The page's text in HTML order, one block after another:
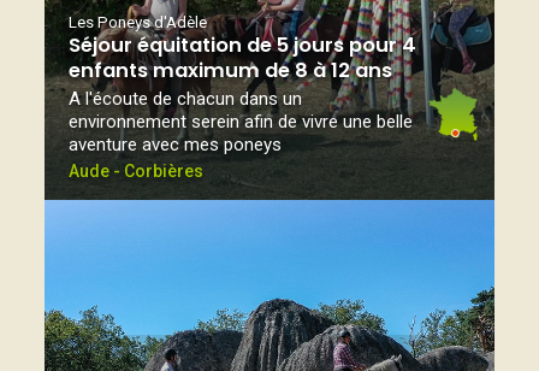
Les Poneys d'Adèle
Séjour équitation de 5 jours pour 4
enfants maximum de 8 à 12 ans
A l'écoute de chacun dans un
environnement serein afin de vivre une belle
aventure avec mes poneys
Aude - Corbières